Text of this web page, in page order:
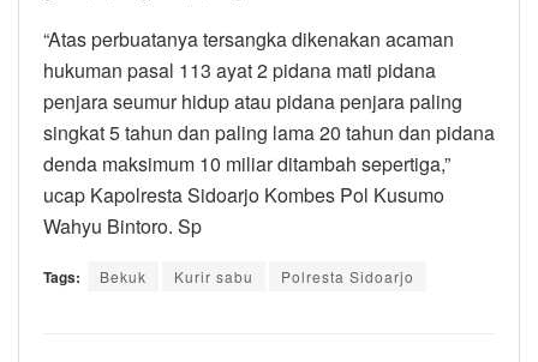
“Atas perbuatanya tersangka dikenakan acaman
hukuman pasal 113 ayat 2 pidana mati pidana
penjara seumur hidup atau pidana penjara paling
singkat 5 tahun dan paling lama 20 tahun dan pidana
denda maksimum 10 miliar ditambah sepertiga,”
ucap Kapolresta Sidoarjo Kombes Pol Kusumo
Wahyu Bintoro. Sp
Tags: Bekuk Kurir sabu Polresta Sidoarjo